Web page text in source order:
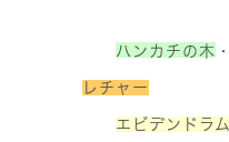
ハンカチの木 ・
レチャー
エビデンドラム